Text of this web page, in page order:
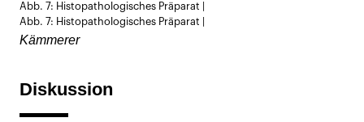
Abb. 7: Histopathologisches Präparat |
Abb. 7: Histopathologisches Präparat |
Kämmerer
Diskussion